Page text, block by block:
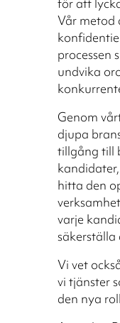
för att
Vår metod
processen
undvika
Genom
djupa
tillgång till
hitta den
varje
Vi vet
vi tjänster
den nya